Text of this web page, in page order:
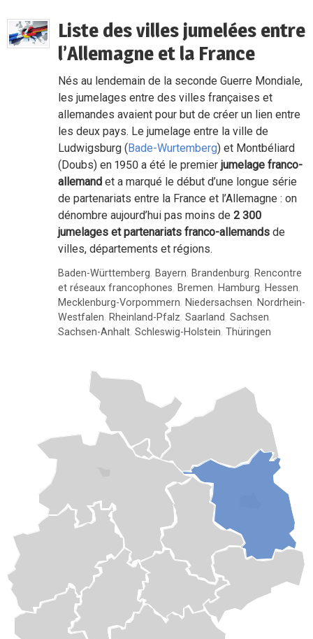
Liste des villes jumelées entre
l’Allemagne et la France
Nés au lendemain de la seconde Guerre Mondiale,
les jumelages entre des villes françaises et
allemandes avaient pour but de créer un lien entre
les deux pays. Le jumelage entre la ville de
Ludwigsburg (Bade-Wurtemberg) et Montbéliard
(Doubs) en 1950 a été le premierjumelage franco-
allemand et a marqué le début d’une longue série
de partenariats entre la France et l’Allemagne : on
dénombre aujourd’hui pas moins de2 300
jumelages et partenariats franco-allemands de
villes, départements et régions.
Baden-Württemberg, Bayern, Brandenburg, Rencontre
et réseaux francophones, Bremen, Hamburg, Hessen,
Mecklenburg-Vorpommern, Niedersachsen, Nordrhein-
Westfalen, Rheinland-Pfalz,Saarland,Sachsen,
Sachsen-Anhalt,Schleswig-Holstein,Thüringen